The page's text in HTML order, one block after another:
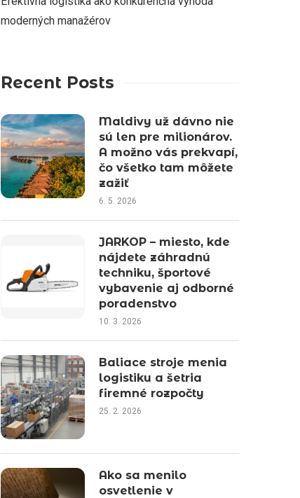
moderných manažérov
Recent Posts
Maldivy už dávno nie
sú len pre milionárov.
A možno vás prekvapí,
čo všetko tam môžete
zažiť
6. 5. 2026
JARKOP – miesto, kde
nájdete záhradnú
techniku, športové
vybavenie aj odborné
poradenstvo
10. 3. 2026
Baliace stroje menia
logistiku a šetria
firemné rozpočty
25. 2. 2026
Ako sa menilo
osvetlenie v